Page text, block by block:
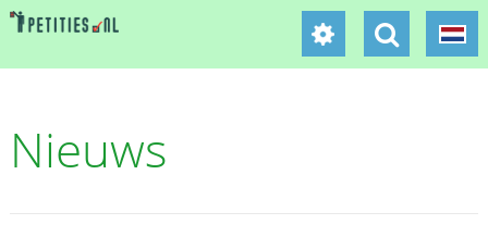
Nieuws